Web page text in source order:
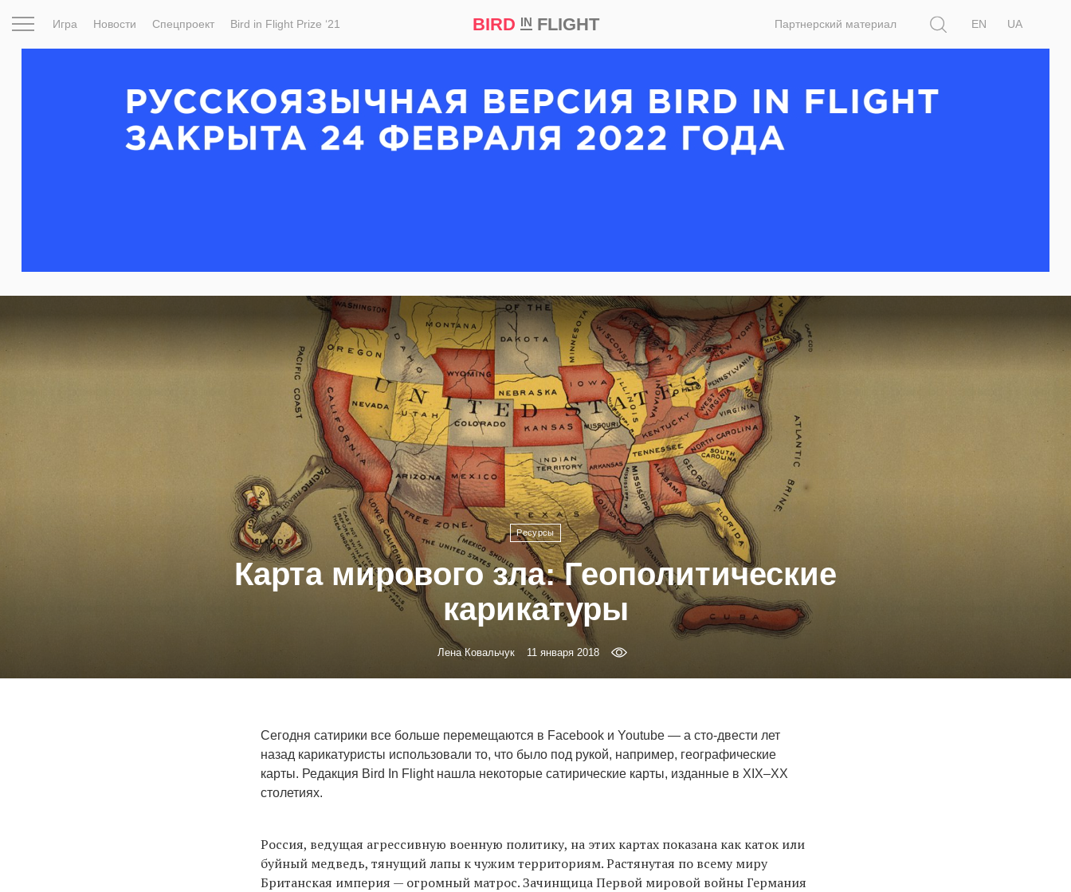
Игра Новости Спецпроект Bird in Flight Prize ‘21 BIRD INFLIGHT Партнерский материал
EN
UA
Ресурсы
Карта мирового зла: Геополитические
карикатуры
Лена Ковальчук 11 января 2018
Сегодня сатирики все больше перемещаются в Facebook и Youtube — а сто-двести лет
назад карикатуристы использовали то, что было под рукой, например, географические
карты. Редакция Bird In Flight нашла некоторые сатирические карты, изданные в XIX–XX
столетиях.
Россия, ведущая агрессивную военную политику, на этих картах показана как каток или
буйный медведь, тянущий лапы к чужим территориям. Растянутая по всему миру
Британская империя — огромный матрос. Зачинщица Первой мировой войны Германия